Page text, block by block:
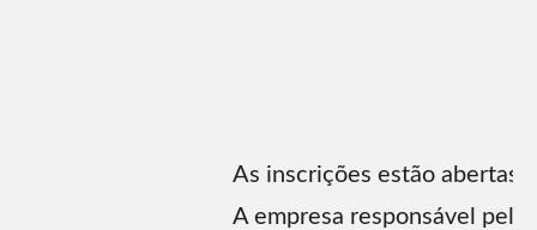
As inscrições estão abertas
A empresa responsável pela